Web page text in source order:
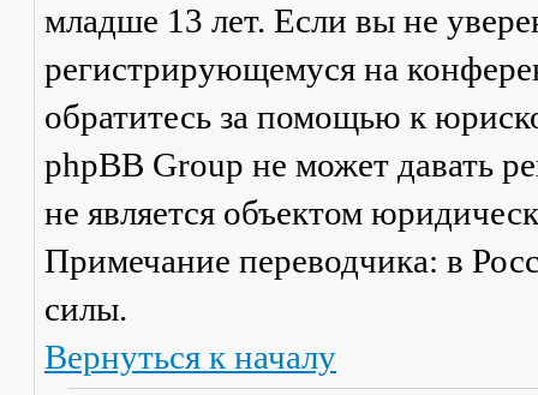
младше 13 лет. Если вы не
регистрирующемуся на
обратитесь за помощью к
phpBB Group не может давать
не является объектом
Примечание переводчика: в
силы.
Вернуться к началу